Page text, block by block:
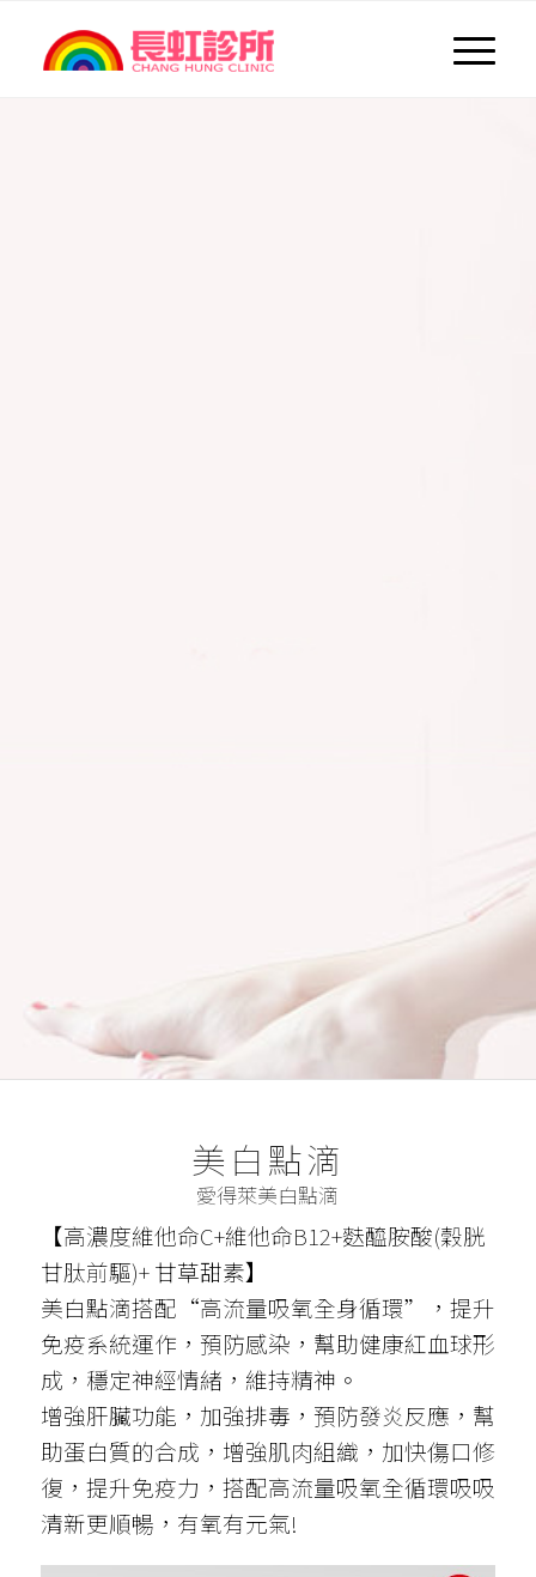
美白點滴
愛得萊美白點滴
【高濃度維他命C+維他命B12+麩醯胺酸(穀胱
甘肽前驅)+ 甘草甜素】
美白點滴搭配“高流量吸氧全身循環”，提升
免疫系統運作，預防感染，幫助健康紅血球形
成，穩定神經情緒，維持精神。
增強肝臟功能，加強排毒，預防發炎反應，幫
助蛋白質的合成，增強肌肉組織，加快傷口修
復，提升免疫力，搭配高流量吸氧全循環吸吸
清新更順暢，有氧有元氣!